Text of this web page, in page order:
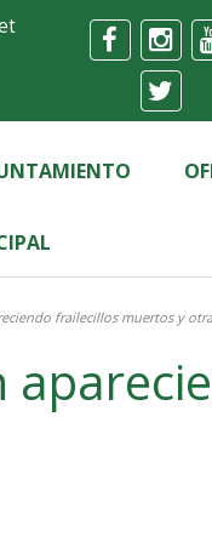
frailecillos muertos y